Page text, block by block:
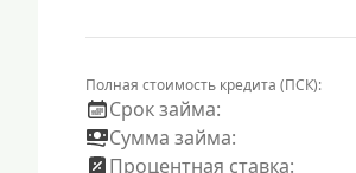
Полная стоимость кредита (ПСК):
Срок займа:
Сумма займа:
Процентная ставка: